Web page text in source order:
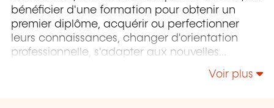
bénéficier d'une formation pour obtenir un
premier diplôme, acquérir ou perfectionner
leurs connaissances, changer d'orientation
professionnelle, s'adapter aux nouvelles
technologies, enrichir leur culture personnelle...
Voir plus